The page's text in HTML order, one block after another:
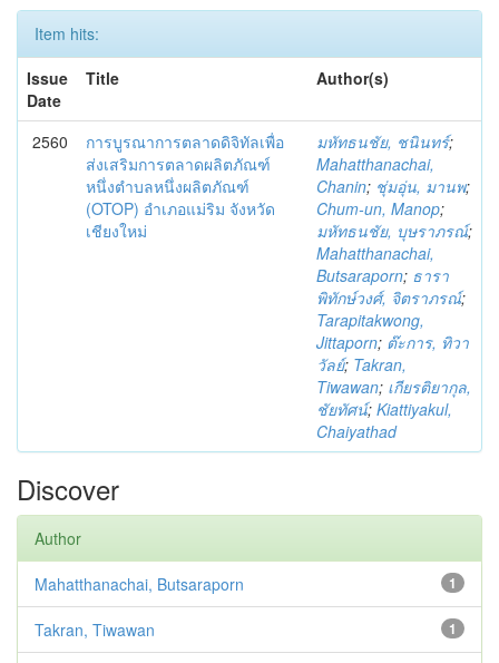
Item hits:
Issue
Date
Title Author(s)
2560
การบูรณาการตลาดดิจิทัลเพื่อ
ส่งเสริมการตลาดผลิตภัณฑ์
หนึ่งตำบลหนึ่งผลิตภัณฑ์
(OTOP) อำเภอแม่ริม จังหวัด
เชียงใหม่
มหัทธนชัย, ชนินทร์;
Mahatthanachai,
Chanin; ชุ่มอุ่น, มานพ;
Chum-un, Manop;
มหัทธนชัย, บุษราภรณ์;
Mahatthanachai,
Butsaraporn; ธารา
พิทักษ์วงศ์, จิตราภรณ์;
Tarapitakwong,
Jittaporn; ต๊ะการ, ทิวา
วัลย์; Takran,
Tiwawan; เกียรติยากุล,
ชัยทัศน์; Kiattiyakul,
Chaiyathad
Discover
Author
1
Mahatthanachai, Butsaraporn
1
Takran, Tiwawan